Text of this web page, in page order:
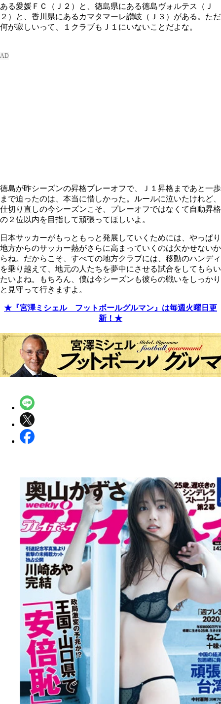
ある愛媛ＦＣ（Ｊ２）と、徳島県にある徳島ヴォルテス（Ｊ
２）と、香川県にあるカマタマーレ讃岐（Ｊ３）がある。ただ
何が寂しいって、１クラブもＪ１にいないことだよな。
徳島が昨シーズンの昇格プレーオフで、Ｊ１昇格まであと一歩
まで迫ったのは、本当に惜しかった。ルールに泣いたけれど、
仕切り直しの今シーズンこそ、プレーオフではなくて自動昇格
の２位以内を目指して頑張ってほしいよ。
日本サッカーがもっともっと発展していくためには、やっぱり
地方からのサッカー熱がさらに高まっていくのは欠かせないか
らね。だからこそ、すべての地方クラブには、移動のハンディ
を乗り越えて、地元の人たちを夢中にさせる試合をしてもらい
たいよね。もちろん、僕は今シーズンも彼らの戦いをしっかり
と見守って行きますよ。
★『宮澤ミシェル フットボールグルマン』は毎週火曜日更
新！★